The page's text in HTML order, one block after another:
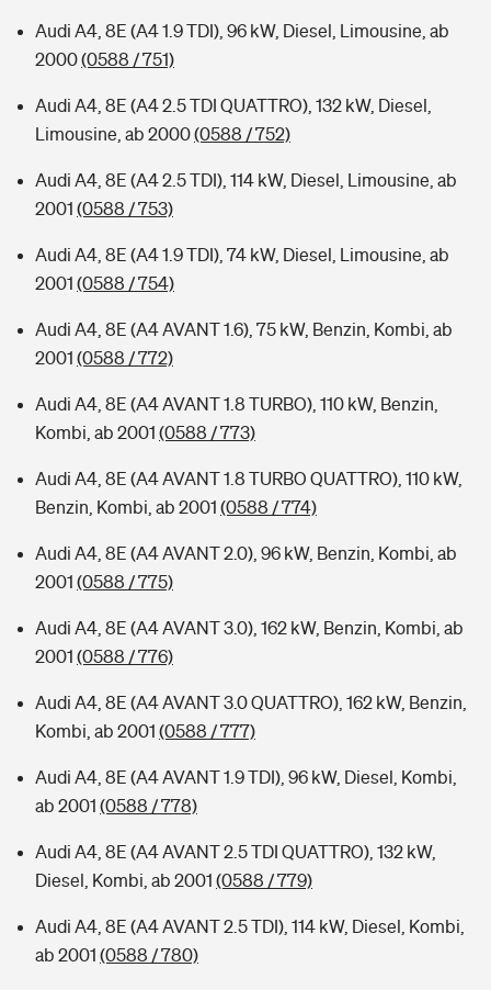
Audi A4, 8E (A4 1.9 TDI), 96 kW, Diesel, Limousine, ab
2000(0588 / 751)
Audi A4, 8E (A4 2.5 TDI QUATTRO), 132 kW, Diesel,
Limousine, ab 2000(0588 / 752)
Audi A4, 8E (A4 2.5 TDI), 114 kW, Diesel, Limousine, ab
2001 (0588 / 753)
Audi A4, 8E (A4 1.9 TDI), 74 kW, Diesel, Limousine, ab
2001 (0588 / 754)
Audi A4, 8E (A4 AVANT 1.6), 75 kW, Benzin, Kombi, ab
2001 (0588 / 772)
Audi A4, 8E (A4 AVANT 1.8 TURBO), 110 kW, Benzin,
Kombi, ab 2001 (0588 / 773)
Audi A4, 8E (A4 AVANT 1.8 TURBO QUATTRO), 110 kW,
Benzin, Kombi, ab 2001 (0588 / 774)
Audi A4, 8E (A4 AVANT 2.0), 96 kW, Benzin, Kombi, ab
2001 (0588 / 775)
Audi A4, 8E (A4 AVANT 3.0), 162 kW, Benzin, Kombi, ab
2001 (0588 / 776)
Audi A4, 8E (A4 AVANT 3.0 QUATTRO), 162 kW, Benzin,
Kombi, ab 2001 (0588 / 777)
Audi A4, 8E (A4 AVANT 1.9 TDI), 96 kW, Diesel, Kombi,
ab 2001 (0588 / 778)
Audi A4, 8E (A4 AVANT 2.5 TDI QUATTRO), 132 kW,
Diesel, Kombi, ab 2001 (0588 / 779)
Audi A4, 8E (A4 AVANT 2.5 TDI), 114 kW, Diesel, Kombi,
ab 2001 (0588 / 780)